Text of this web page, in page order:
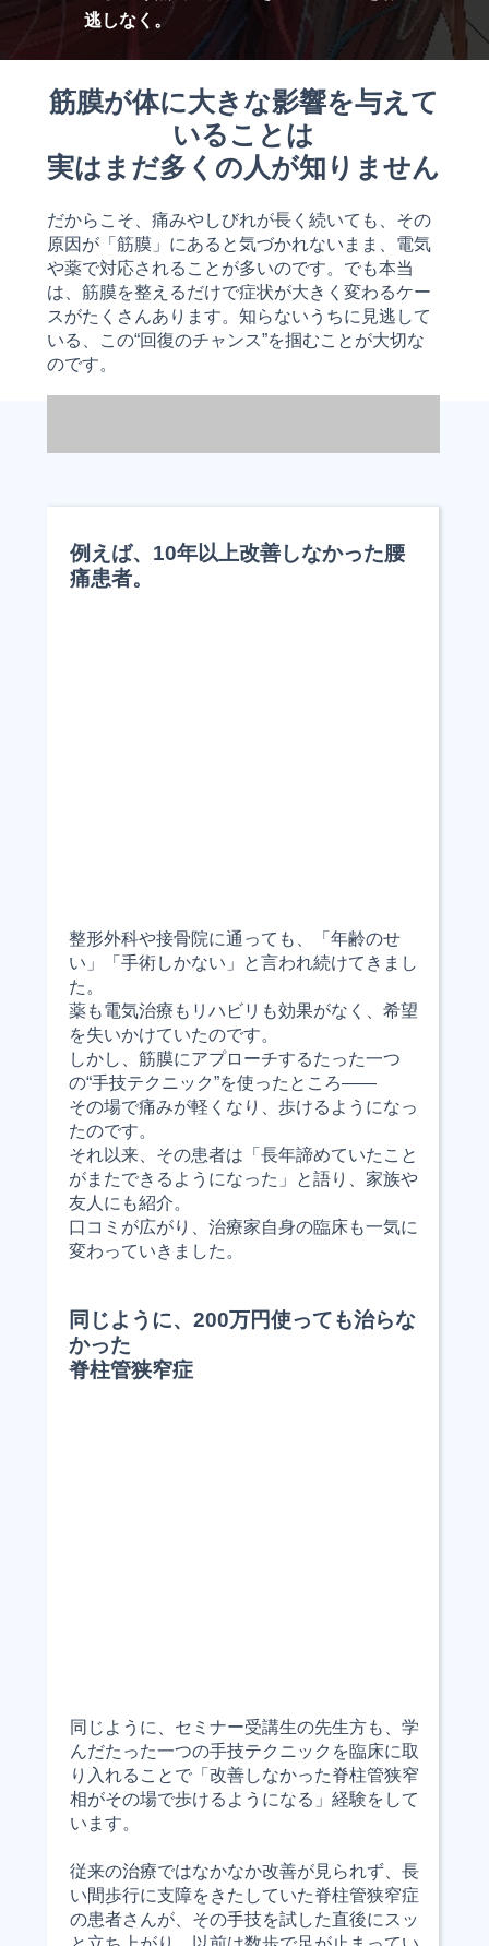
逃しなく。
筋膜が体に大きな影響を与えて
いることは
実はまだ多くの人が知りません
だからこそ、痛みやしびれが長く続いても、その
原因が「筋膜」にあると気づかれないまま、電気
や薬で対応されることが多いのです。でも本当
は、筋膜を整えるだけで症状が大きく変わるケー
スがたくさんあります。知らないうちに見逃して
いる、この“回復のチャンス”を掴むことが大切な
のです。
例えば、10年以上改善しなかった腰
痛患者。
整形外科や接骨院に通っても、「年齢のせ
い」「手術しかない」と言われ続けてきまし
た。
薬も電気治療もリハビリも効果がなく、希望
を失いかけていたのです。
しかし、筋膜にアプローチするたった一つ
の“手技テクニック”を使ったところ――
その場で痛みが軽くなり、歩けるようになっ
たのです。
それ以来、その患者は「長年諦めていたこと
がまたできるようになった」と語り、家族や
友人にも紹介。
口コミが広がり、治療家自身の臨床も一気に
変わっていきました。
同じように、200万円使っても治らな
かった
脊柱管狭窄症
同じように、セミナー受講生の先生方も、学
んだたった一つの手技テクニックを臨床に取
り入れることで「改善しなかった脊柱管狭窄
相がその場で歩けるようになる」経験をして
います。
従来の治療ではなかなか改善が見られず、長
い間歩行に支障をきたしていた脊柱管狭窄症
の患者さんが、その手技を試した直後にスッ